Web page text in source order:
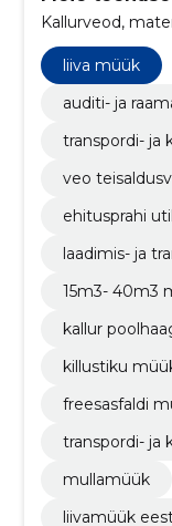
Kallurveod,
liiva müük
auditi- ja
transpordi- ja
veo
ehitusprahi
laadimis- ja
15m3- 40m3
kallur
killustiku
freesasfaldi
transpordi- ja
mullamüük
liivamüük